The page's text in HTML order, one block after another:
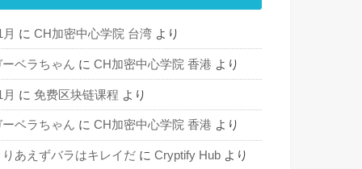
に CH加密中心学院 台湾 より
ーベラちゃん に CH加密中心学院 香港 より
月 に 免费区块链课程 より
ーベラちゃん に CH加密中心学院 香港 より
りあえずバラはキレイだ に Cryptify Hub より